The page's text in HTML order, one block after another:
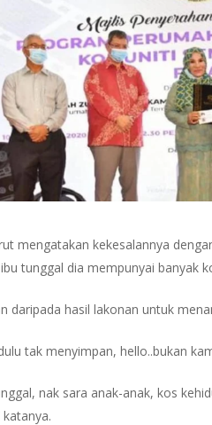
mengatakan kekesalannya
tunggal dia mempunyai banyak
daripada hasil lakonan untuk
tak menyimpan, hello..bukan
nak sara anak-anak, kos